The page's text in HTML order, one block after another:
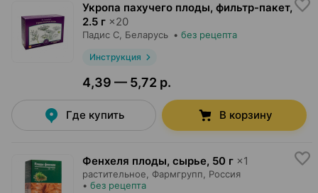
Укропа пахучего плоды, фильтр-пакет,
2.5 г ×20
Падис С , Беларусь • без рецепта
Инструкция
4,39 — 5,72 р.
Где купить В корзину
Фенхеля плоды, сырье, 50 г ×1
растительное, Фармгрупп , Россия
• без рецепта